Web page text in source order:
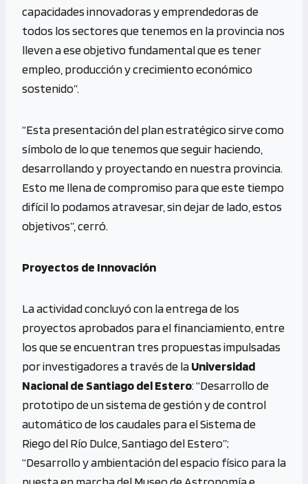
capacidades innovadoras y emprendedoras de
todos los sectores que tenemos en la provincia nos
lleven a ese objetivo fundamental que es tener
empleo, producción y crecimiento económico
sostenido”.
“Esta presentación del plan estratégico sirve como
símbolo de lo que tenemos que seguir haciendo,
desarrollando y proyectando en nuestra provincia.
Esto me llena de compromiso para que este tiempo
difícil lo podamos atravesar, sin dejar de lado, estos
objetivos”, cerró.
Proyectos de Innovación
La actividad concluyó con la entrega de los
proyectos aprobados para el financiamiento, entre
los que se encuentran tres propuestas impulsadas
por investigadores a través de laUniversidad
Nacional de Santiago del Estero: “Desarrollo de
prototipo de un sistema de gestión y de control
automático de los caudales para el Sistema de
Riego del Río Dulce, Santiago del Estero”;
“Desarrollo y ambientación del espacio físico para la